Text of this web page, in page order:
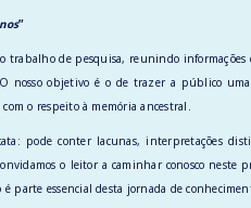
”
trabalho de pesquisa, reunindo
O nosso objetivo é o de trazer a público
o respeito à memória ancestral.
pode conter lacunas, interpretações
o leitor a caminhar conosco
essencial desta jornada de